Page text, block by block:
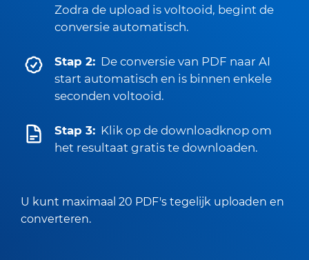
Zodra de upload is voltooid, begint de
conversie automatisch.
Stap 2: De conversie van PDF naar AI
start automatisch en is binnen enkele
seconden voltooid.
Stap 3: Klik op de downloadknop om
het resultaat gratis te downloaden.
U kunt maximaal 20 PDF's tegelijk uploaden en
converteren.